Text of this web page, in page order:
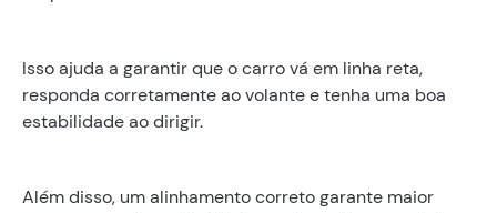
Isso ajuda a garantir que o carro vá em linha reta,
responda corretamente ao volante e tenha uma boa
estabilidade ao dirigir.
Além disso, um alinhamento correto garante maior